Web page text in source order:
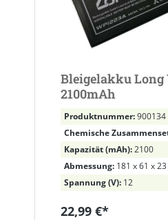
Bleigelakku Long
2100mAh
Produktnummer:900134
Chemische
Kapazität (mAh):2100
Abmessung: 181 x 61 x
Spannung (V): 12
22,99 €*